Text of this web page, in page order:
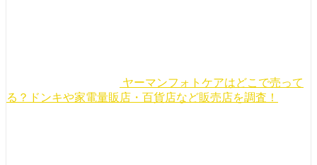
ヤーマンフォトケアはどこで売って
る？ドンキや家電量販店・百貨店など販売店を調査！